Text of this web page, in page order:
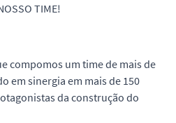
TIME!
compomos um time de mais de
em sinergia em mais de 150
da construção do